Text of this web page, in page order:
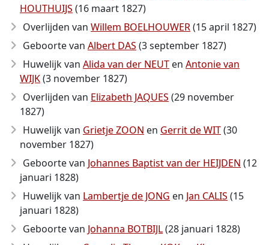
HOUTHUIJS (16 maart 1827)
Overlijden van Willem BOELHOUWER(15 april 1827)
Geboorte van Albert DAS (3 september 1827)
Huwelijk van Alida van der NEUT en Antonie van
WIJK(3 november 1827)
Overlijden van Elizabeth JAQUES (29 november
1827)
Huwelijk van Grietje ZOON en Gerrit de WIT(30
november 1827)
Geboorte van Johannes Baptist van der HEIJDEN (12
januari 1828)
Huwelijk van Lambertje de JONG en Jan CALIS (15
januari 1828)
Geboorte van Johanna BOTBIJL(28 januari 1828)